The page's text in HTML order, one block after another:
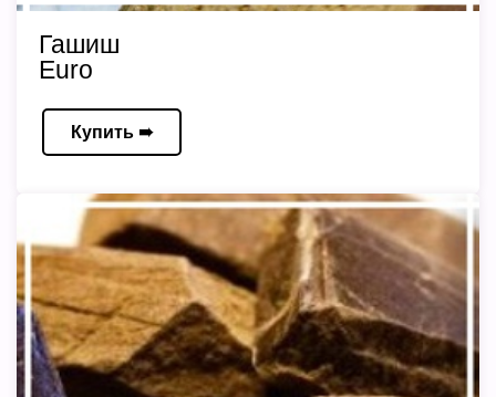
Гашиш
Euro
Купить ➠